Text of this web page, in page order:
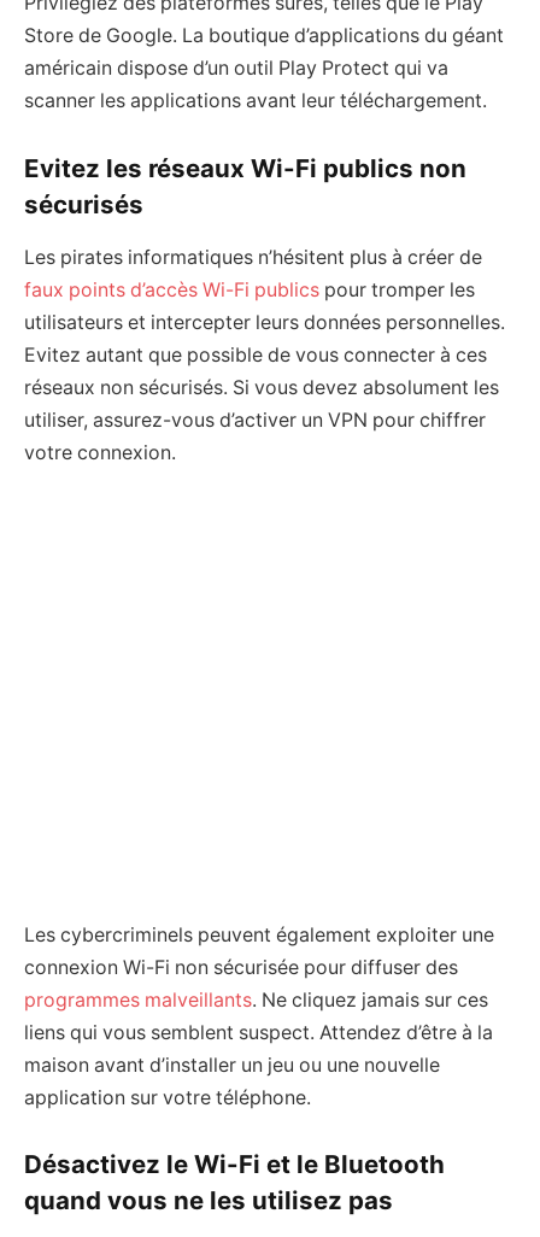
Store de Google. La boutique d’applications du géant
américain dispose d’un outil Play Protect qui va
scanner les applications avant leur téléchargement.
Evitez les réseaux Wi-Fi publics non
sécurisés
Les pirates informatiques n’hésitent plus à créer de
faux points d’accès Wi-Fi publics pour tromper les
utilisateurs et intercepter leurs données personnelles.
Evitez autant que possible de vous connecter à ces
réseaux non sécurisés. Si vous devez absolument les
utiliser, assurez-vous d’activer un VPN pour chiffrer
votre connexion.
Les cybercriminels peuvent également exploiter une
connexion Wi-Fi non sécurisée pour diffuser des
programmes malveillants. Ne cliquez jamais sur ces
liens qui vous semblent suspect. Attendez d’être à la
maison avant d’installer un jeu ou une nouvelle
application sur votre téléphone.
Désactivez le Wi-Fi et le Bluetooth
quand vous ne les utilisez pas